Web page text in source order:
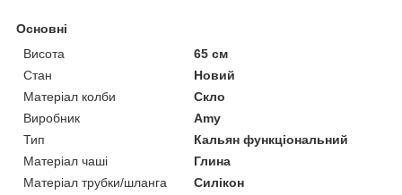
Основні
Висота
65 см
Стан
Новий
Матеріал колби
Скло
Виробник
Amy
Тип
Кальян функціональний
Матеріал чаші
Глина
Матеріал трубки/шланга
Силікон